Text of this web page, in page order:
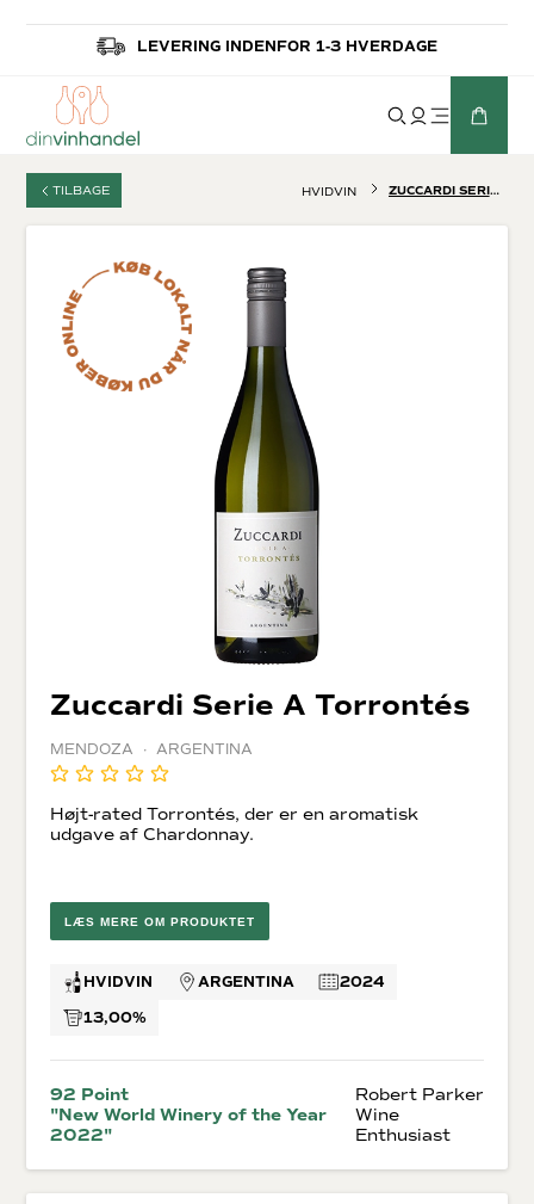
LEVERING INDENFOR 1-3 HVERDAGE
TILBAGE HVIDVIN ZUCCARDI SERIE A TORRONTÉS
Zuccardi Serie A Torrontés
MENDOZA · ARGENTINA
Højt-rated Torrontés, der er en aromatisk
udgave af Chardonnay.
LÆS MERE OM PRODUKTET
HVIDVIN ARGENTINA
2024
13,00%
92 Point
Robert Parker
"New World Winery of the Year
2022"
Wine
Enthusiast